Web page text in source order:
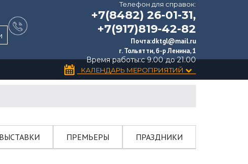
Телефон для справок:
+7(8482) 26-01-31,
+7(917)819-42-82
Почта:dktgl@mail.ru
г. Тольятти, б-р Ленина, 1
Время работы:с 9.00 до 21.00
КАЛЕНДАРЬ МЕРОПРИЯТИЙ
ВЫСТАВКИ ПРЕМЬЕРЫ ПРАЗДНИКИ